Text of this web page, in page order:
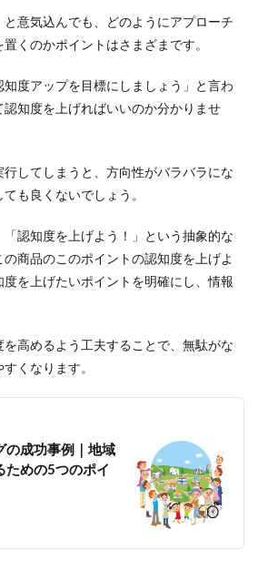
と意気込んでも、どのようにアプローチ
くのかポイントはさまざまです。
度アップを目標にしましょう」と言わ
知度を上げればいいのか分かりませ
行してしまうと、方向性がバラバラにな
も良くないでしょう。
認知度を上げよう！」という抽象的な
商品のこのポイントの認知度を上げよ
を上げたいポイントを明確にし、情報
高めるよう工夫することで、無駄がな
くなります。
の成功事例｜地域
ための5つのポイ